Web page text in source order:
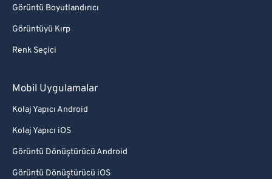
Görüntü Boyutlandırıcı
Görüntüyü Kırp
Renk Seçici
Mobil Uygulamalar
Kolaj Yapıcı Android
Kolaj Yapıcı iOS
Görüntü Dönüştürücü Android
Görüntü Dönüştürücü iOS